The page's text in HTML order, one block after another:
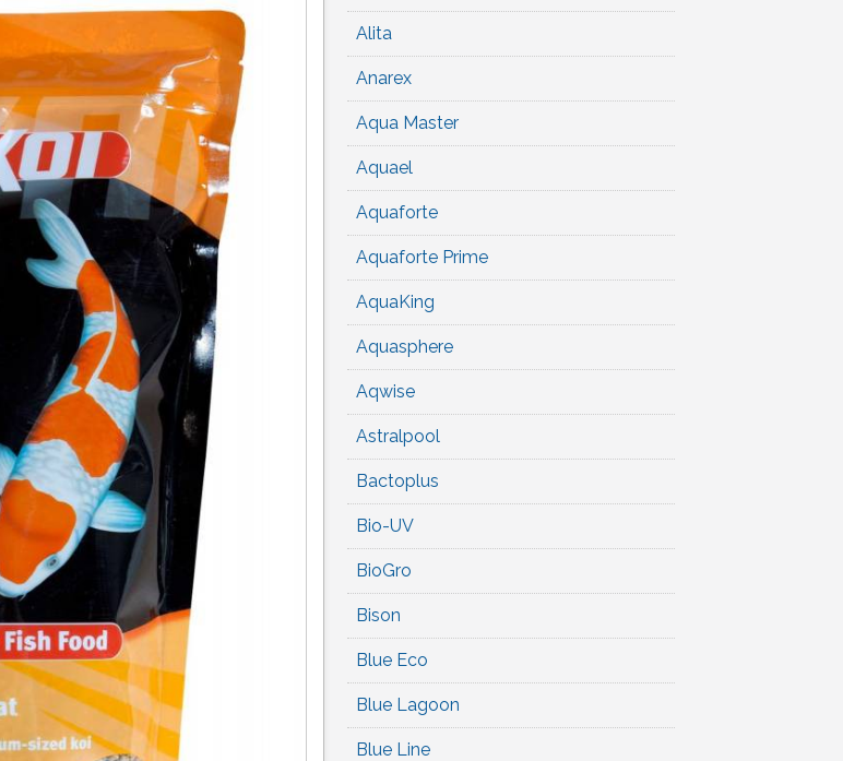
Alita
Anarex
Aqua Master
Aquael
Aquaforte
Aquaforte Prime
AquaKing
Aquasphere
Aqwise
Astralpool
Bactoplus
Bio-UV
BioGro
Bison
Blue Eco
Blue Lagoon
Blue Line